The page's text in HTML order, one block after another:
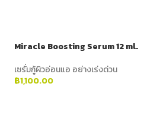
Miracle Boosting Serum 12 ml.
เซรั่มกู้ผิวอ่อนแอ อย่างเร่งด่วน
฿1,100.00